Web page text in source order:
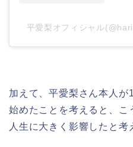
平愛梨オフィシャル
加えて、平愛梨さん本人が
始めたことを考えると、こ
人生に大きく影響したと考